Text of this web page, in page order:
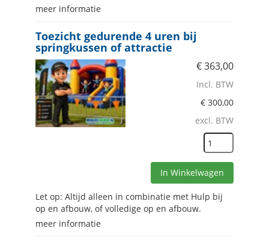
meer informatie
Toezicht gedurende 4 uren bij
springkussen of attractie
€363,00
Incl. BTW
€ 300,00
excl. BTW
In Winkelwagen
Let op: Altijd alleen in combinatie met Hulp bij
op en afbouw, of volledige op en afbouw.
meer informatie